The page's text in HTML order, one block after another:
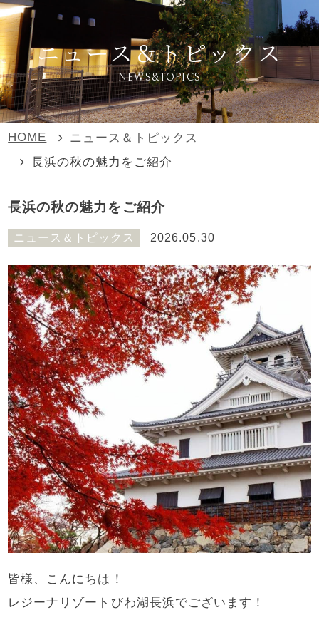
ニュース＆トピックス
NEWS&TOPICS
HOME
ニュース＆トピックス
長浜の秋の魅力をご紹介
長浜の秋の魅力をご紹介
ニュース＆トピックス 2026.05.30
皆様、こんにちは！
レジーナリゾートびわ湖長浜でございます！